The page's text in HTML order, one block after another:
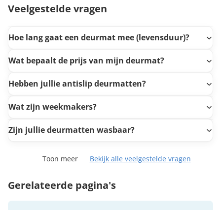
Veelgestelde vragen
Hoe lang gaat een deurmat mee (levensduur)?
Wat bepaalt de prijs van mijn deurmat?
Hebben jullie antislip deurmatten?
Wat zijn weekmakers?
Zijn jullie deurmatten wasbaar?
Toon meer Bekijk alle veelgestelde vragen
Gerelateerde pagina's